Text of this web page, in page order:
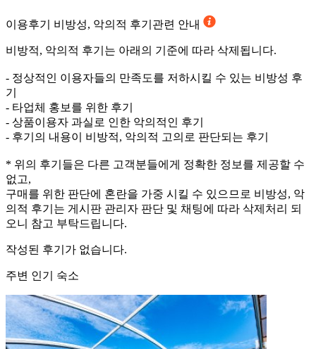
이용후기 비방성, 악의적 후기관련 안내
비방적, 악의적 후기는 아래의 기준에 따라 삭제됩니다.
- 정상적인 이용자들의 만족도를 저하시킬 수 있는 비방성 후
기
- 타업체 홍보를 위한 후기
- 상품이용자 과실로 인한 악의적인 후기
- 후기의 내용이 비방적, 악의적 고의로 판단되는 후기
* 위의 후기들은 다른 고객분들에게 정확한 정보를 제공할 수
없고,
구매를 위한 판단에 혼란을 가중 시킬 수 있으므로 비방성, 악
의적 후기는 게시판 관리자 판단 및 채팅에 따라 삭제처리 되
오니 참고 부탁드립니다.
작성된 후기가 없습니다.
주변 인기 숙소